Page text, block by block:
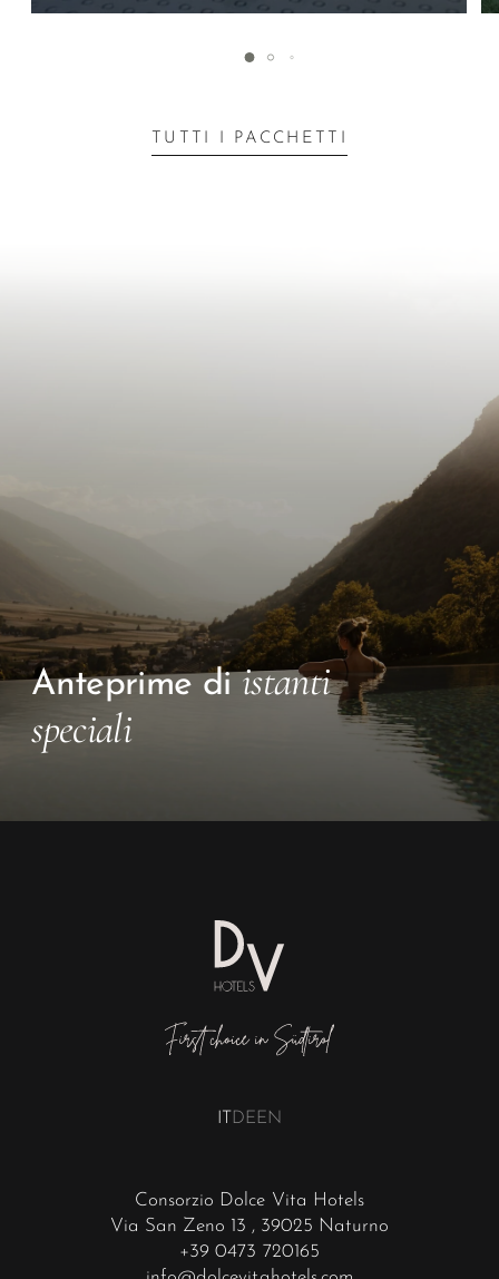
TUTTI I PACCHETTI
Anteprime di istanti
speciali
Consorzio Dolce Vita Hotels
Via San Zeno 13 , 39025 Naturno
+39 0473 720165
DEEN